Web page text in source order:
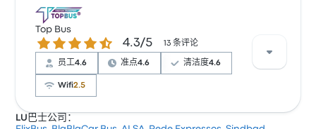
根据 1102 条评论，该公司在 Busbud 上被评为 4.1 颗
星。旅客对 员工 和 出发地点 特别满意，但对 无线上网
经常有所抱怨。 RegioJet 在此路线提供的票价为 ¥122
Top Bus
4.3 / 5 星 4.3/5 13 条评论
员工4.6 准点4.6 清洁度4.6
Wifi2.5
LU巴士公司：